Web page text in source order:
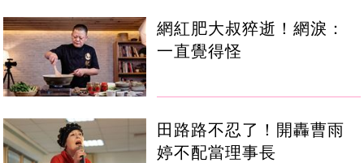
網紅肥大叔猝逝！網淚：
一直覺得怪
田路路不忍了！開轟曹雨
婷不配當理事長